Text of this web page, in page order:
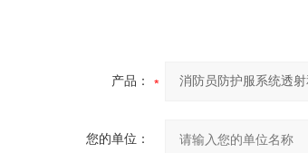
产品：
您的单位：